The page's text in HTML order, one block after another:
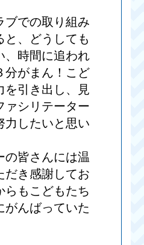
での取り組み
と、どうしても
、時間に追われ
分がまん！こど
を引き出し、見
ァシリテーター
力したいと思い
皆さんには温
だき感謝してお
らもこどもたち
がんばっていた